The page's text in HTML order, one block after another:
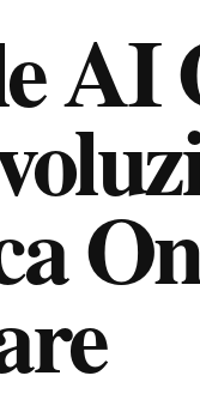
AI